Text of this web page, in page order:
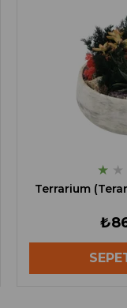
★ ★
Terrarium